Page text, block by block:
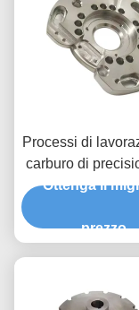
Processi di
carburo di
componenti di
Ottenga il
prezzo